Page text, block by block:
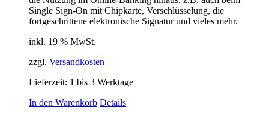
Single Sign-On mit Chipkarte, Verschlüsselung, die
fortgeschrittene elektronische Signatur und vieles mehr.
inkl. 19 % MwSt.
zzgl. Versandkosten
Lieferzeit: 1 bis 3 Werktage
In den Warenkorb Details